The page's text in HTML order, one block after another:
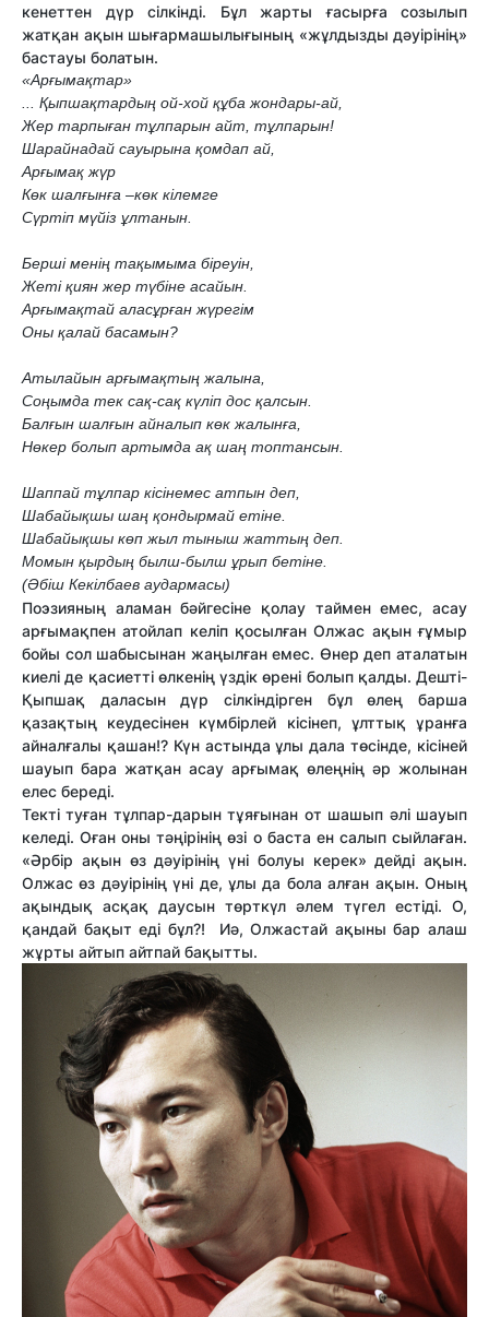
кенеттен дүр сілкінді. Бұл жарты ғасырға созылып
жатқан ақын шығармашылығының «жұлдызды дәуірінің»
бастауы болатын.
«Арғымақтар»
... Қыпшақтардың ой-хой құба жондары-ай,
Жер тарпыған тұлпарын айт, тұлпарын!
Шарайнадай сауырына қомдап ай,
Арғымақ жүр
Көк шалғынға –көк кілемге
Сүртіп мүйіз ұлтанын.
Берші менің тақымыма біреуін,
Жеті қиян жер түбіне асайын.
Арғымақтай аласұрған жүрегім
Оны қалай басамын?
Атылайын арғымақтың жалына,
Соңымда тек сақ-сақ күліп дос қалсын.
Балғын шалғын айналып көк жалынға,
Нөкер болып артымда ақ шаң топтансын.
Шаппай тұлпар кісінемес атпын деп,
Шабайықшы шаң қондырмай етіне.
Шабайықшы көп жыл тыныш жаттың деп.
Момын қырдың былш-былш ұрып бетіне.
(Әбіш Кекілбаев аудармасы)
Поэзияның аламан бәйгесіне қолау таймен емес, асау
арғымақпен атойлап келіп қосылған Олжас ақын ғұмыр
бойы сол шабысынан жаңылған емес. Өнер деп аталатын
киелі де қасиетті өлкенің үздік өрені болып қалды. Дешті-
Қыпшақ даласын дүр сілкіндірген бұл өлең барша
қазақтың кеудесінен күмбірлей кісінеп, ұлттық ұранға
айналғалы қашан!? Күн астында ұлы дала төсінде, кісіней
шауып бара жатқан асау арғымақ өлеңнің әр жолынан
елес береді.
Текті туған тұлпар-дарын тұяғынан от шашып әлі шауып
келеді. Оған оны тәңірінің өзі о баста ен салып сыйлаған.
«Әрбір ақын өз дәуірінің үні болуы керек» дейді ақын.
Олжас өз дәуірінің үні де, ұлы да бола алған ақын. Оның
ақындық асқақ даусын төрткүл әлем түгел естіді. О,
қандай бақыт еді бұл?! Иә, Олжастай ақыны бар алаш
жұрты айтып айтпай бақытты.